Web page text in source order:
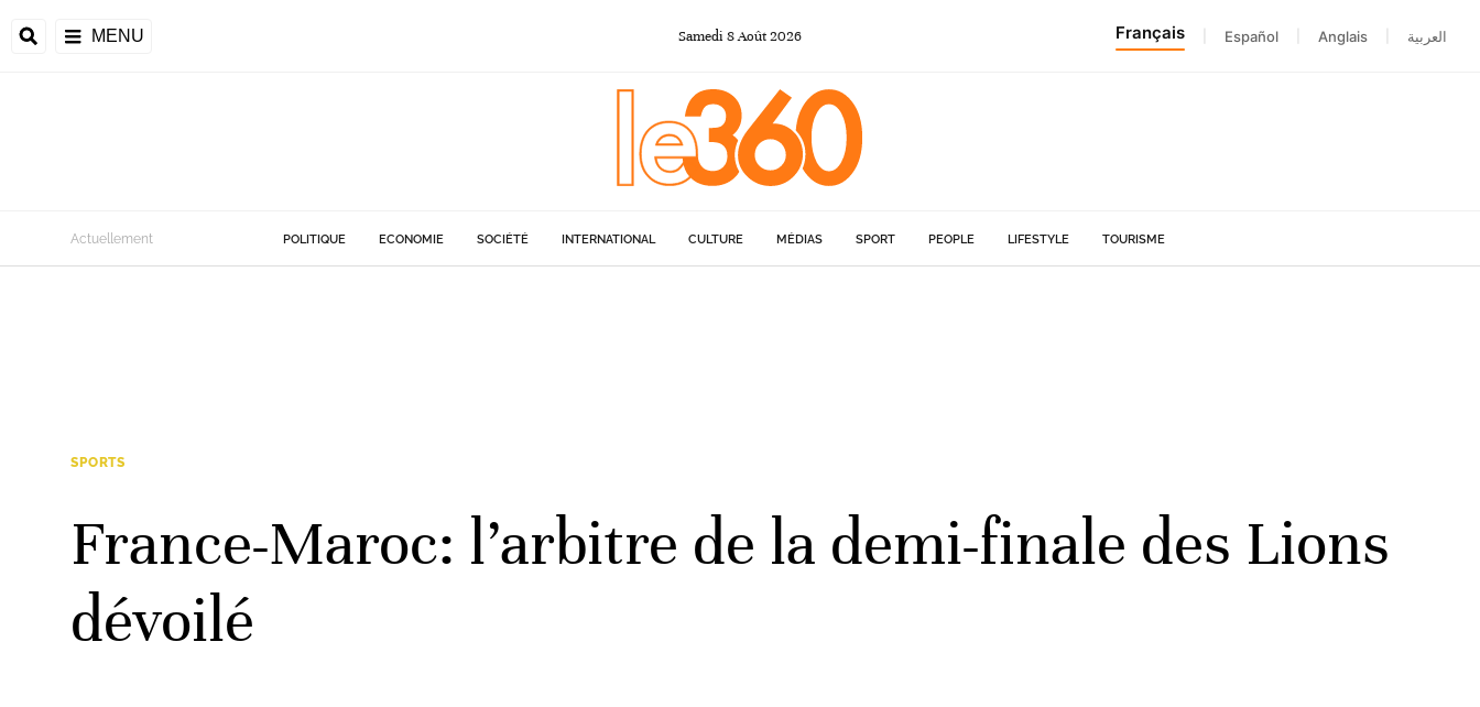
MENU Samedi 8Août2026 Français Español Anglais العربية
Actuellement POLITIQUE ECONOMIE SOCIÉTÉ INTERNATIONAL CULTURE MÉDIAS SPORT PEOPLE LIFESTYLE TOURISME
SPORTS
France-Maroc: l’arbitre de la demi-finale des Lions
dévoilé